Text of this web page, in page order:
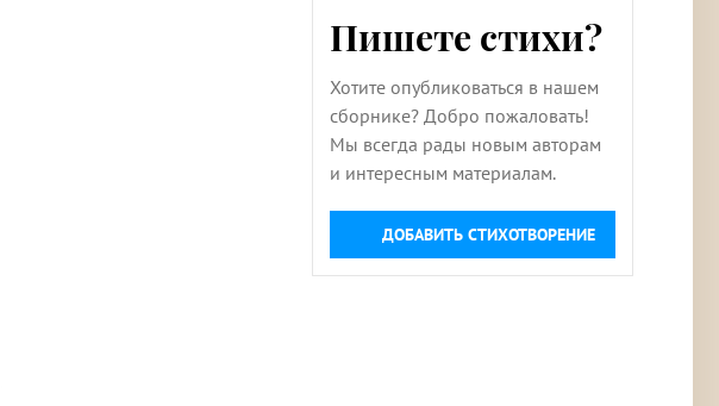
Пишете стихи?
Хотите опубликоваться в нашем
сборнике? Добро пожаловать!
Мы всегда рады новым авторам
и интересным материалам.
ДОБАВИТЬ СТИХОТВОРЕНИЕ